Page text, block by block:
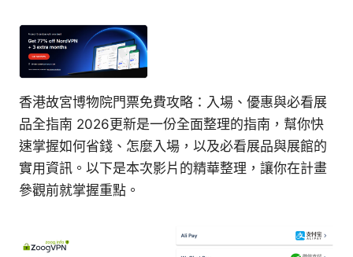
香港故宮博物院門票免費攻略：入場、優惠與必看展
品全指南 2026更新是一份全面整理的指南，幫你快
速掌握如何省錢、怎麼入場，以及必看展品與展館的
實用資訊。以下是本次影片的精華整理，讓你在計畫
參觀前就掌握重點。